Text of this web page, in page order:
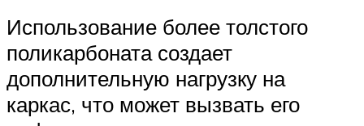
Использование более толстого
поликарбоната создает
дополнительную нагрузку на
каркас, что может вызвать его